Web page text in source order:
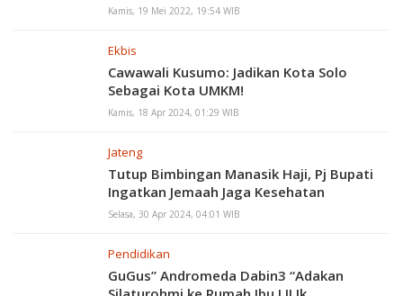
Kamis, 19 Mei 2022, 19:54 WIB
Ekbis
Cawawali Kusumo: Jadikan Kota Solo
Sebagai Kota UMKM!
Kamis, 18 Apr 2024, 01:29 WIB
Jateng
Tutup Bimbingan Manasik Haji, Pj Bupati
Ingatkan Jemaah Jaga Kesehatan
Selasa, 30 Apr 2024, 04:01 WIB
Pendidikan
GuGus” Andromeda Dabin3 “Adakan